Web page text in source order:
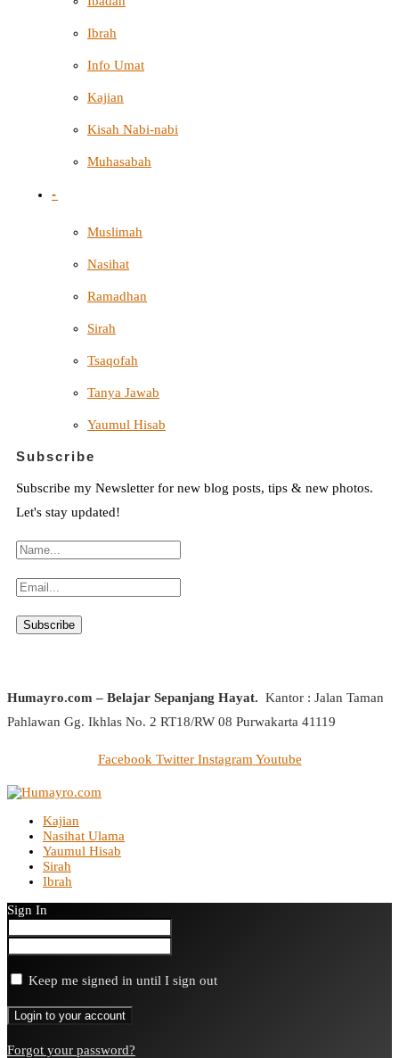
Ibrah
Info Umat
Kajian
Kisah Nabi-nabi
Muhasabah
-
Muslimah
Nasihat
Ramadhan
Sirah
Tsaqofah
Tanya Jawab
Yaumul Hisab
Subscribe
Subscribe my Newsletter for new blog posts, tips & new photos.
Let's stay updated!
Humayro.com – Belajar Sepanjang Hayat. Kantor : Jalan Taman
Pahlawan Gg. Ikhlas No. 2 RT18/RW 08 Purwakarta 41119
Facebook Twitter Instagram Youtube
Kajian
Nasihat Ulama
Yaumul Hisab
Sirah
Ibrah
Sign In
Keep me signed in until I sign out
Forgot your password?